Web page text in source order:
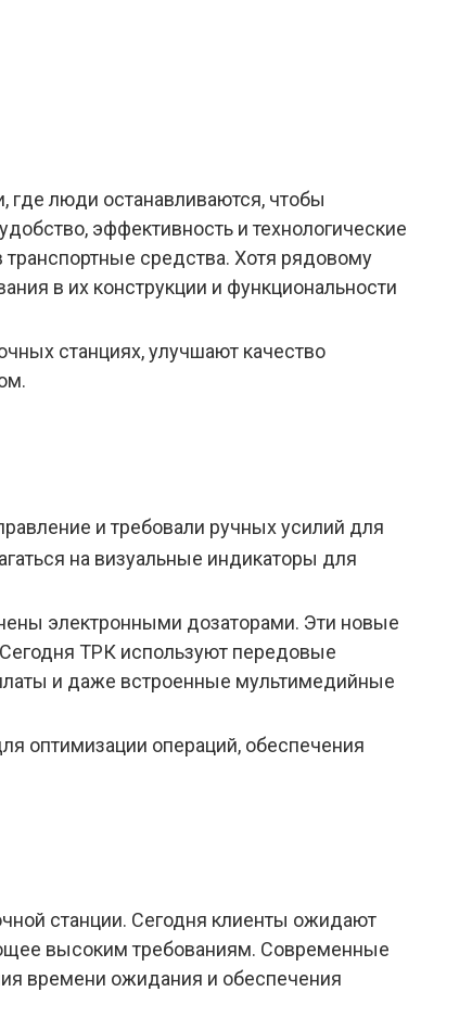
люди останавливаются, чтобы
эффективность и технологические
средства. Хотя рядовому
в их конструкции и функциональности
станциях, улучшают качество
и требовали ручных усилий для
на визуальные индикаторы для
электронными дозаторами. Эти новые
ТРК используют передовые
и даже встроенные мультимедийные
оптимизации операций, обеспечения
станции. Сегодня клиенты ожидают
высоким требованиям. Современные
времени ожидания и обеспечения